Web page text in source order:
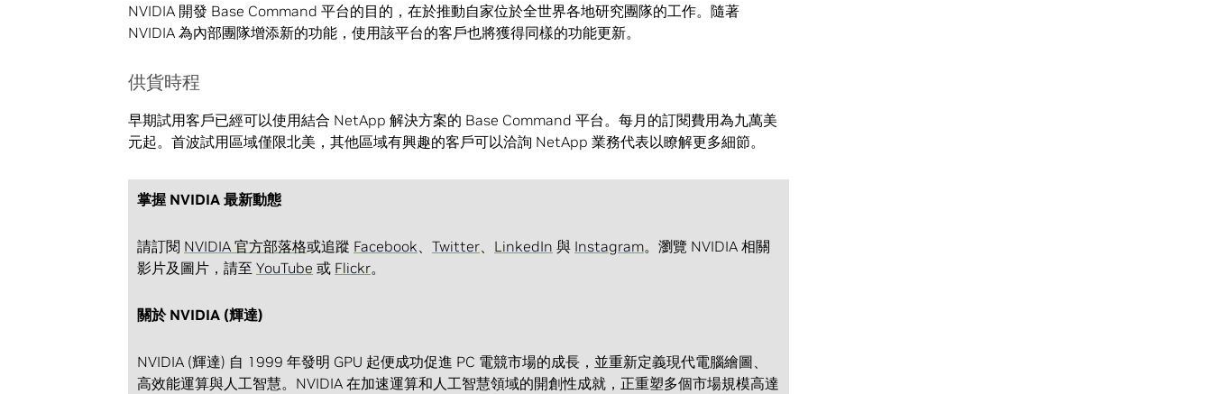
NVIDIA 開發 Base Command 平台的目的，在於推動自家位於全世界各地研究團隊的工作。隨著
NVIDIA 為內部團隊增添新的功能，使用該平台的客戶也將獲得同樣的功能更新。
供貨時程
早期試用客戶已經可以使用結合 NetApp 解決方案的 Base Command 平台。每月的訂閱費用為九萬美
元起。首波試用區域僅限北美，其他區域有興趣的客戶可以洽詢 NetApp 業務代表以瞭解更多細節。
掌握 NVIDIA 最新動態
請訂閱 NVIDIA 官方部落格或追蹤 Facebook、 Twitter、 LinkedIn 與 Instagram。瀏覽 NVIDIA 相關
影片及圖片，請至 YouTube 或 Flickr。
關於 NVIDIA (輝達)
NVIDIA (輝達) 自 1999 年發明 GPU 起便成功促進 PC 電競市場的成長，並重新定義現代電腦繪圖、
高效能運算與人工智慧。NVIDIA 在加速運算和人工智慧領域的開創性成就，正重塑多個市場規模高達